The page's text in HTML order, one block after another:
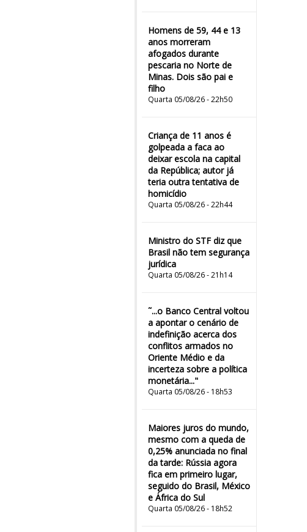
Homens de 59, 44 e 13
anos morreram
afogados durante
pescaria no Norte de
Minas. Dois são pai e
filho
Quarta 05/08/26 - 22h50
Criança de 11 anos é
golpeada a faca ao
deixar escola na capital
da República; autor já
teria outra tentativa de
homicídio
Quarta 05/08/26 - 22h44
Ministro do STF diz que
Brasil não tem segurança
jurídica
Quarta 05/08/26 - 21h14
˜...o Banco Central voltou
a apontar o cenário de
indefinição acerca dos
conflitos armados no
Oriente Médio e da
incerteza sobre a política
monetária..."
Quarta 05/08/26 - 18h53
Maiores juros do mundo,
mesmo com a queda de
0,25% anunciada no final
da tarde: Rússia agora
fica em primeiro lugar,
seguido do Brasil, México
e África do Sul
Quarta 05/08/26 - 18h52